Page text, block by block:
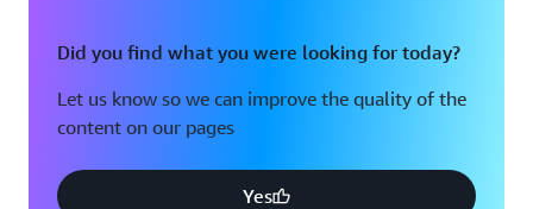
Did you find what you were looking for today?
Let us know so we can improve the quality of the
content on our pages
Yes